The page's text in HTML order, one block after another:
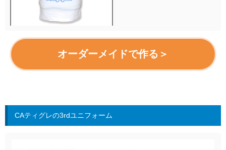
オーダーメイドで作る＞
CAティグレの3rdユニフォーム